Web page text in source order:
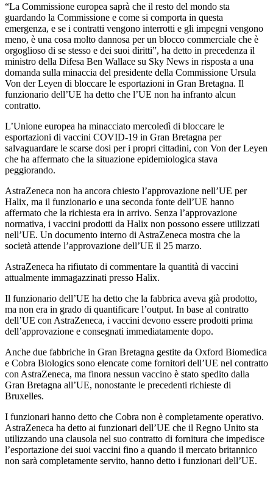
“La Commissione europea saprà che il resto del mondo sta
guardando la Commissione e come si comporta in questa
emergenza, e se i contratti vengono interrotti e gli impegni vengono
meno, è una cosa molto dannosa per un blocco commerciale che è
orgoglioso di se stesso e dei suoi diritti”, ha detto in precedenza il
ministro della Difesa Ben Wallace su Sky News in risposta a una
domanda sulla minaccia del presidente della Commissione Ursula
Von der Leyen di bloccare le esportazioni in Gran Bretagna. Il
funzionario dell’UE ha detto che l’UE non ha infranto alcun
contratto.
L’Unione europea ha minacciato mercoledì di bloccare le
esportazioni di vaccini COVID-19 in Gran Bretagna per
salvaguardare le scarse dosi per i propri cittadini, con Von der Leyen
che ha affermato che la situazione epidemiologica stava
peggiorando.
AstraZeneca non ha ancora chiesto l’approvazione nell’UE per
Halix, ma il funzionario e una seconda fonte dell’UE hanno
affermato che la richiesta era in arrivo. Senza l’approvazione
normativa, i vaccini prodotti da Halix non possono essere utilizzati
nell’UE. Un documento interno di AstraZeneca mostra che la
società attende l’approvazione dell’UE il 25 marzo.
AstraZeneca ha rifiutato di commentare la quantità di vaccini
attualmente immagazzinati presso Halix.
Il funzionario dell’UE ha detto che la fabbrica aveva già prodotto,
ma non era in grado di quantificare l’output. In base al contratto
dell’UE con AstraZeneca, i vaccini devono essere prodotti prima
dell’approvazione e consegnati immediatamente dopo.
Anche due fabbriche in Gran Bretagna gestite da Oxford Biomedica
e Cobra Biologics sono elencate come fornitori dell’UE nel contratto
con AstraZeneca, ma finora nessun vaccino è stato spedito dalla
Gran Bretagna all’UE, nonostante le precedenti richieste di
Bruxelles.
I funzionari hanno detto che Cobra non è completamente operativo.
AstraZeneca ha detto ai funzionari dell’UE che il Regno Unito sta
utilizzando una clausola nel suo contratto di fornitura che impedisce
l’esportazione dei suoi vaccini fino a quando il mercato britannico
non sarà completamente servito, hanno detto i funzionari dell’UE.